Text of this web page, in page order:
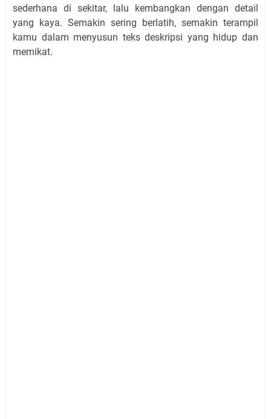
sederhana di sekitar, lalu kembangkan dengan detail
yang kaya. Semakin sering berlatih, semakin terampil
kamu dalam menyusun teks deskripsi yang hidup dan
memikat.